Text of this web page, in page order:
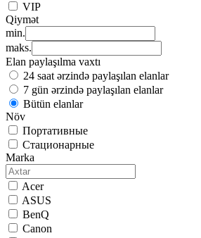
VIP
Qiymət
min.
maks.
Elan paylaşılma vaxtı
24 saat ərzində paylaşılan elanlar
7 gün ərzində paylaşılan elanlar
Bütün elanlar
Növ
Портативные
Стационарные
Marka
Acer
ASUS
BenQ
Canon